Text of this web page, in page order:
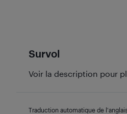
Survol
Voir la description pour
Traduction automatique de l'anglais.